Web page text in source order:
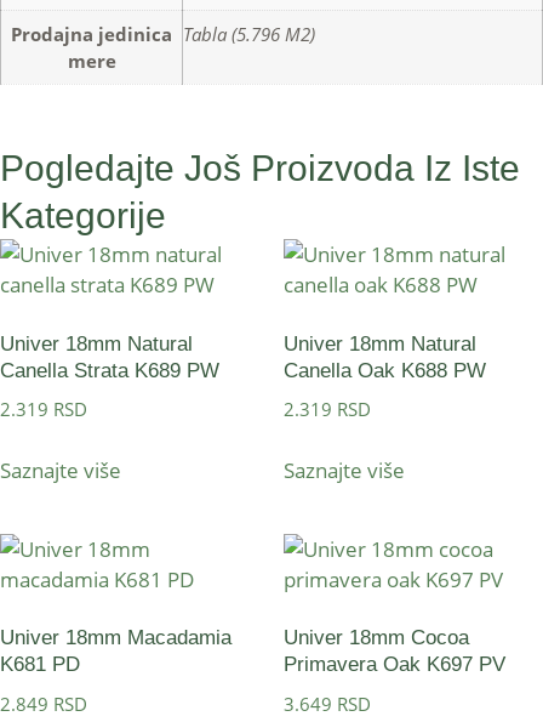
Prodajna jedinica
mere
Tabla (5.796 M2)
Pogledajte Još Proizvoda Iz Iste
Kategorije
Univer 18mm Natural
Canella Strata K689 PW
2.319 RSD
Saznajte više
Univer 18mm Natural
Canella Oak K688 PW
2.319 RSD
Saznajte više
Univer 18mm Macadamia
K681 PD
2.849 RSD
Univer 18mm Cocoa
Primavera Oak K697 PV
3.649 RSD